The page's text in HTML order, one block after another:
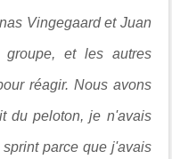
Vingegaard et Juan
groupe, et les autres
réagir. Nous avons
du peloton, je n'avais
parce que j'avais